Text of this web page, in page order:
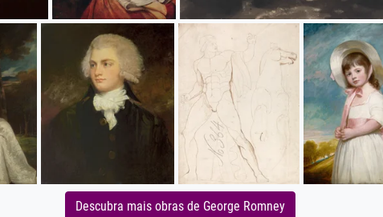
Descubra mais obras de George Romney